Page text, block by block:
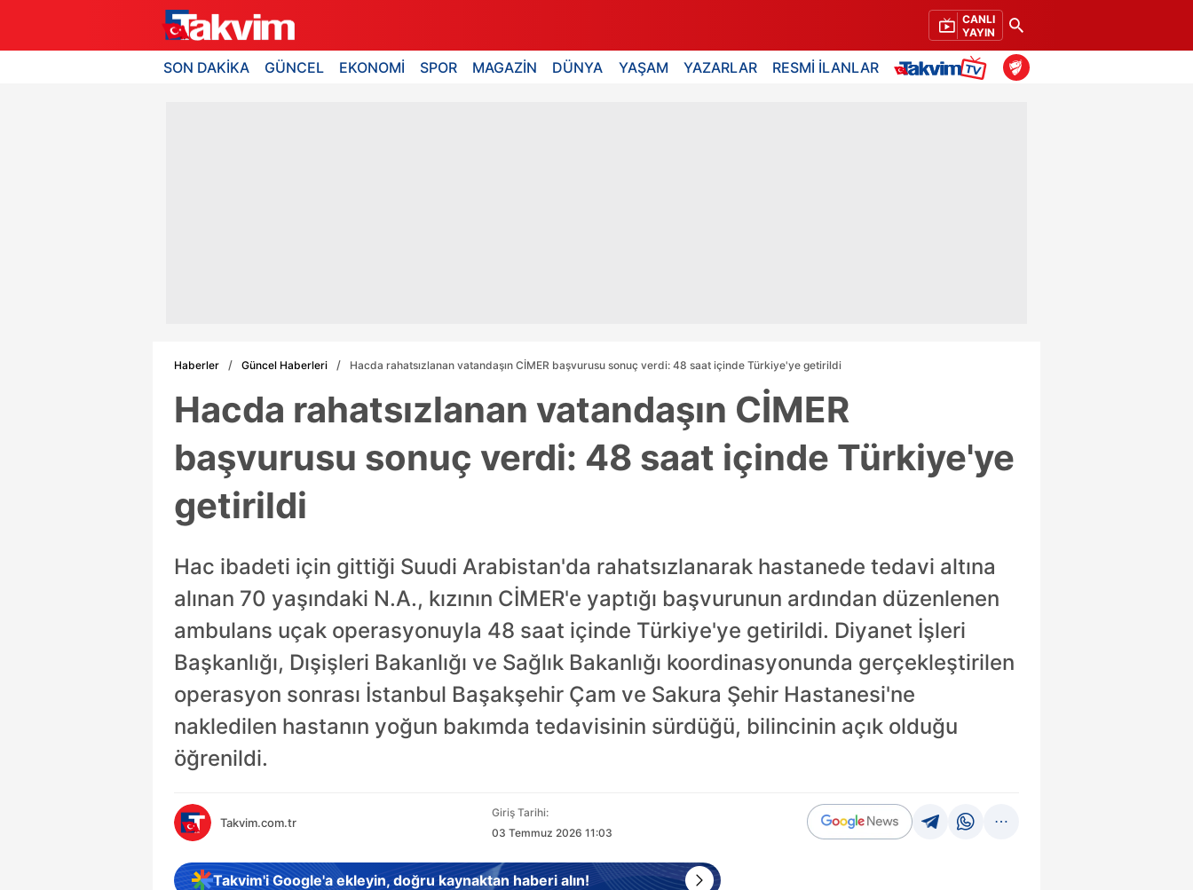
CANLI
YAYIN
SON DAKİKA GÜNCEL EKONOMİ SPOR MAGAZİN DÜNYA YAŞAM YAZARLAR RESMİ İLANLAR
Haberler Güncel Haberleri Hacda rahatsızlanan vatandaşın CİMER başvurusu sonuç verdi: 48 saat içinde Türkiye'ye getirildi
Hacda rahatsızlanan vatandaşın CİMER
başvurusu sonuç verdi: 48 saat içinde Türkiye'ye
getirildi
Hac ibadeti için gittiği Suudi Arabistan'da rahatsızlanarak hastanede tedavi altına
alınan 70 yaşındaki N.A., kızının CİMER'e yaptığı başvurunun ardından düzenlenen
ambulans uçak operasyonuyla 48 saat içinde Türkiye'ye getirildi. Diyanet İşleri
Başkanlığı, Dışişleri Bakanlığı ve Sağlık Bakanlığı koordinasyonunda gerçekleştirilen
operasyon sonrası İstanbul Başakşehir Çam ve Sakura Şehir Hastanesi'ne
nakledilen hastanın yoğun bakımda tedavisinin sürdüğü, bilincinin açık olduğu
öğrenildi.
Takvim.com.tr
Giriş Tarihi:
03 Temmuz 2026 11:03
Takvim'i Google'a ekleyin, doğru kaynaktan haberi alın!